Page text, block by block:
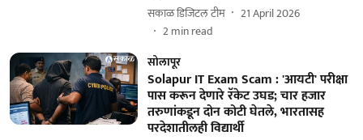
सकाळ डिजिटल टीम
21 April 2026
2min read
सोलापूर
Solapur IT Exam Scam : 'आयटी' परीक्षा
पास करून देणारे रॅकेट उघड; चार हजार
तरुणांकडून दोन कोटी घेतले, भारतासह
परदेशातीलही विद्यार्थी